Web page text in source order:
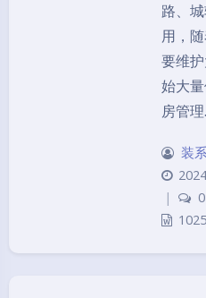
路、
用，
要维
始大
房管
装
|
0